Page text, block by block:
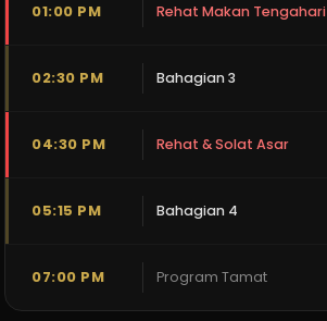
01:00 PM Rehat Makan Tengahari
02:30 PM Bahagian 3
04:30 PM Rehat & Solat Asar
05:15 PM Bahagian 4
07:00 PM Program Tamat